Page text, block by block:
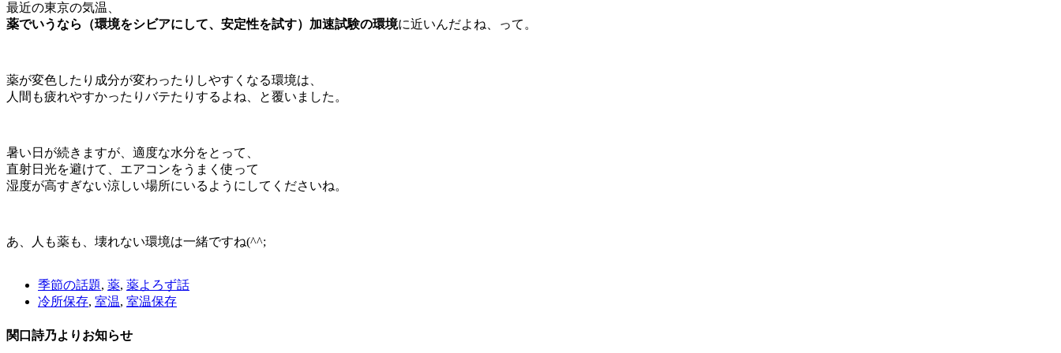
最近の東京の気温、
薬でいうなら（環境をシビアにして、安定性を試す）加速試験の環境に近いんだよね、って。
薬が変色したり成分が変わったりしやすくなる環境は、
人間も疲れやすかったりバテたりするよね、と覆いました。
暑い日が続きますが、適度な水分をとって、
直射日光を避けて、エアコンをうまく使って
湿度が高すぎない涼しい場所にいるようにしてくださいね。
あ、人も薬も、壊れない環境は一緒ですね(^^;
季節の話題, 薬, 薬よろず話
冷所保存, 室温, 室温保存
関口詩乃よりお知らせ